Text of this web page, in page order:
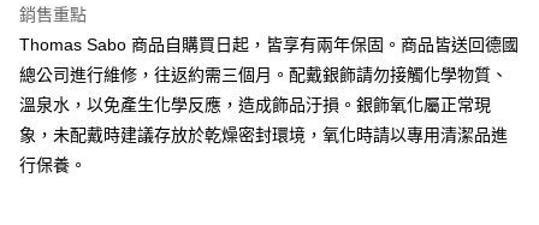
黑貓宅急便
每筆NT$100，滿NT$3,000(含以上)免運費
銷售重點
Thomas Sabo 商品自購買日起，皆享有兩年保固。商品皆送回德國
總公司進行維修，往返約需三個月。配戴銀飾請勿接觸化學物質、
溫泉水，以免產生化學反應，造成飾品汙損。銀飾氧化屬正常現
象，未配戴時建議存放於乾燥密封環境，氧化時請以專用清潔品進
行保養。